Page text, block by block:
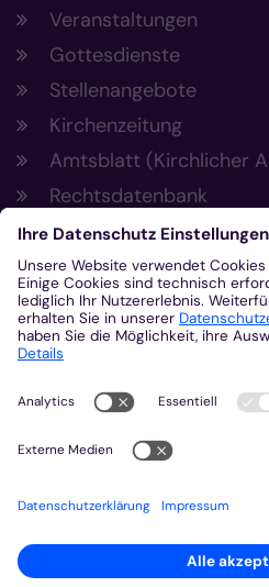
Veranstaltungen
Gottesdienste
Stellenangebote
Kirchenzeitung
Amtsblatt (Kirchlicher
Rechtsdatenbank
Meldestelle gemäß
Kontakt
+49 241 452-0
www.bistum-